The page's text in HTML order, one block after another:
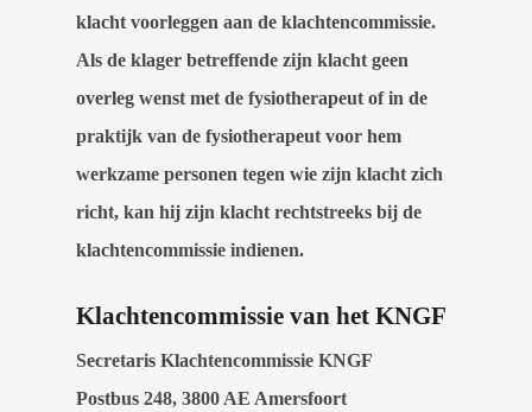
klacht voorleggen aan de klachtencommissie.
Als de klager betreffende zijn klacht geen
overleg wenst met de fysiotherapeut of in de
praktijk van de fysiotherapeut voor hem
werkzame personen tegen wie zijn klacht zich
richt, kan hij zijn klacht rechtstreeks bij de
klachtencommissie indienen.
Klachtencommissie van het KNGF
Secretaris Klachtencommissie KNGF
Postbus 248, 3800 AE Amersfoort